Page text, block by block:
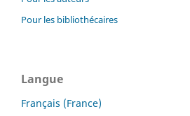
Pour les bibliothécaires
Langue
Français (France)